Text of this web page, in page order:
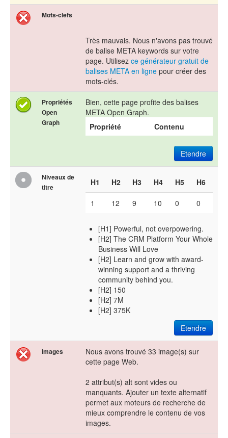
Mots-clefs
Très mauvais. Nous n'avons pas trouvé
de balise META keywords sur votre
page. Utilisez ce générateur gratuit de
balises META en ligne pour créer des
mots-clés.
Propriétés
Open
Graph
Bien, cette page profite des balises
META Open Graph.
Propriété
Contenu
Etendre
Niveaux de
titre
H1 H2 H3 H4 H5 H6
1 12 9 10 0 0
[H1] Powerful, not overpowering.
[H2] The CRM Platform Your Whole
Business Will Love
[H2] Learn and grow with award-
winning support and a thriving
community behind you.
[H2] 150
[H2] 7M
[H2] 375K
Etendre
Images
Nous avons trouvé 33 image(s) sur
cette page Web.
2 attribut(s) alt sont vides ou
manquants. Ajouter un texte alternatif
permet aux moteurs de recherche de
mieux comprendre le contenu de vos
images.